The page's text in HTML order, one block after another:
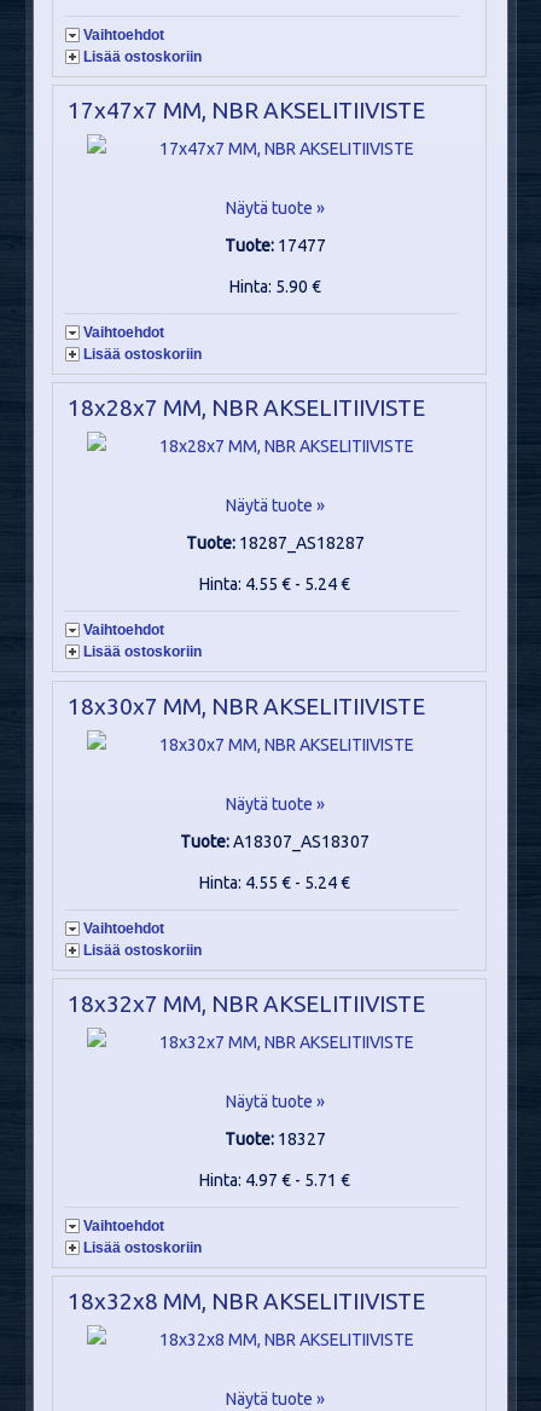
Vaihtoehdot
Lisää ostoskoriin
17x47x7 MM, NBR AKSELITIIVISTE
Näytä tuote »
Tuote: 17477
Hinta: 5.90 €
Vaihtoehdot
Lisää ostoskoriin
18x28x7 MM, NBR AKSELITIIVISTE
Näytä tuote »
Tuote: 18287_AS18287
Hinta: 4.55 € - 5.24 €
Vaihtoehdot
Lisää ostoskoriin
18x30x7 MM, NBR AKSELITIIVISTE
Näytä tuote »
Tuote:A18307_AS18307
Hinta: 4.55 € - 5.24 €
Vaihtoehdot
Lisää ostoskoriin
18x32x7 MM, NBR AKSELITIIVISTE
Näytä tuote »
Tuote: 18327
Hinta: 4.97 € - 5.71 €
Vaihtoehdot
Lisää ostoskoriin
18x32x8 MM, NBR AKSELITIIVISTE
Näytä tuote »